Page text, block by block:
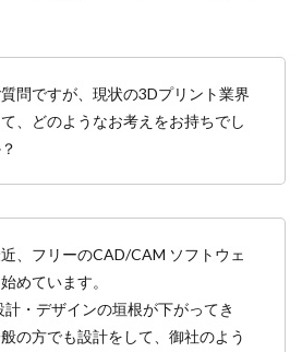
問ですが、現状の3Dプリント業界
、どのようなお考えをお持ちでし
、フリーのCAD/CAM ソフトウェ
めています。
計・デザインの垣根が下がってき
の方でも設計をして、御社のよう